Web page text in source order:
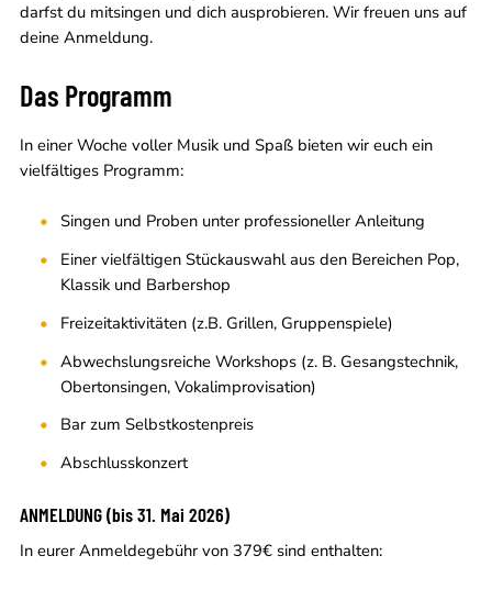
darfst du mitsingen und dich ausprobieren. Wir freuen uns auf
deine Anmeldung.
Das Programm
In einer Woche voller Musik und Spaß bieten wir euch ein
vielfältiges Programm:
Singen und Proben unter professioneller Anleitung
Einer vielfältigen Stückauswahl aus den Bereichen Pop,
Klassik und Barbershop
Freizeitaktivitäten (z.B. Grillen, Gruppenspiele)
Abwechslungsreiche Workshops (z. B. Gesangstechnik,
Obertonsingen, Vokalimprovisation)
Bar zum Selbstkostenpreis
Abschlusskonzert
ANMELDUNG (bis 31. Mai 2026)
In eurer Anmeldegebühr von 379€ sind enthalten: